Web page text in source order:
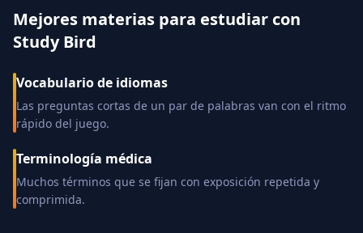
Mejores materias para estudiar con
Study Bird
Vocabulario de idiomas
Las preguntas cortas de un par de palabras van con el ritmo
rápido del juego.
Terminología médica
Muchos términos que se fijan con exposición repetida y
comprimida.